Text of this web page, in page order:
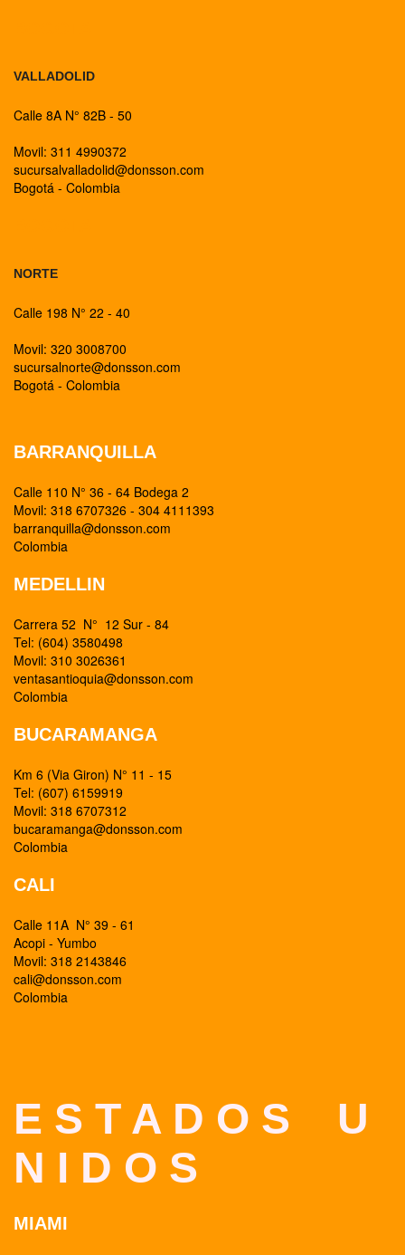
VALLADOLID
Calle 8A N° 82B - 50
Movil: 311 4990372
sucursalvalladolid@donsson.com
Bogotá - Colombia
NORTE
Calle 198 N° 22 - 40
Movil: 320 3008700
sucursalnorte@donsson.com
Bogotá - Colombia
BARRANQUILLA
Calle 110 N° 36 - 64 Bodega 2
Movil: 318 6707326 - 304 4111393
barranquilla@donsson.com
Colombia
MEDELLIN
Carrera 52 N° 12 Sur - 84
Tel: (604) 3580498
Movil: 310 3026361
ventasantioquia@donsson.com
Colombia
BUCARAMANGA
Km 6 (Via Giron) N° 11 - 15
Tel: (607) 6159919
Movil: 318 6707312
bucaramanga@donsson.com
Colombia
CALI
Calle 11A N° 39 - 61
Acopi - Yumbo
Movil: 318 2143846
cali@donsson.com
Colombia
E S T A D O S U
N I D O S
MIAMI